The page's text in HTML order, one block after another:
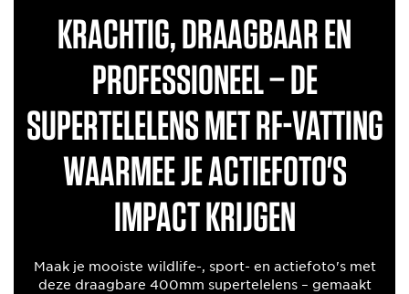
Krachtig, draagbaar en
professioneel – de
supertelelens met RF-vatting
waarmee je actiefoto's
impact krijgen
Maak je mooiste wildlife-, sport- en actiefoto's met
deze draagbare 400mm supertelelens – gemaakt